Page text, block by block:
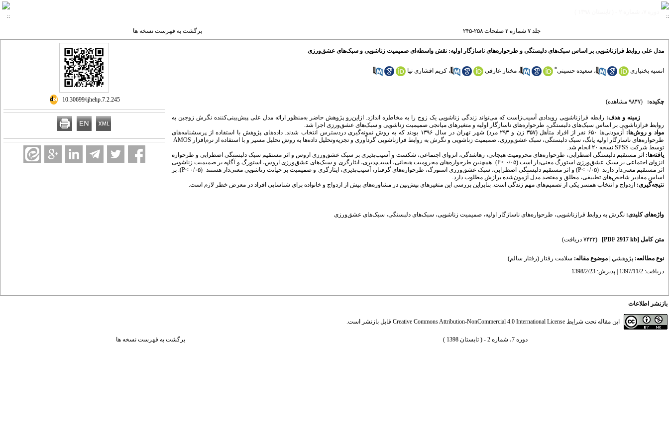
جلد ۷ شماره ۲ صفحات ۲۵۸-۲۴۵ برگشت به فهرست نسخه ها
مدل علی روابط فرازناشویی بر اساس سبک‌های دلبستگی و طرحواره‌های ناسازگار اولیه: نقش واسطه‌ای صمیمیت زناشویی و سبک‌های عشق‌ورزی
انسیه بختیاری ، سعیده حسینی* ، مختار عارفی ، کریم افشاری نیا
چکیده: (۹۸۴۷ مشاهده)
زمینه و هدف: رابطه فرازناشویی رویدادی آسیب‌زاست که می‌تواند زندگی زناشویی یک زوج را به مخاطره اندازد. ازاین‌رو پژوهش حاضر به‌منظور ارائه مدل علی پیش‌بینی‌کننده نگرش زوجین به
روابط فرازناشویی بر اساس سبک‌های دلبستگی، طرحواره‌های ناسازگار اولیه و متغیرهای میانجی صمیمیت زناشویی و سبک‌های عشق‌ورزی اجرا شد.
مواد و روش‌ها:
آزمودنی‌ها ۶۵۰ نفر از افراد متأهل (۳۵۷ زن و ۲۹۳ مرد) شهر تهران در سال ۱۳۹۶ بودند که به روش نمونه‌گیری در‌دسترس انتخاب شدند. داده‌های پژوهش با استفاده از پرسشنامه‌های
طرحواره‌های ناسازگار اولیه یانگ، سبک دلبستگی، سبک عشق‌ورزی، صمیمیت زناشویی و نگرش به روابط فرازناشویی گردآوری و تجزیه‌وتحلیل داده‌ها به روش تحلیل مسیر و با استفاده از نرم‌افزار AMOS
توسط شرکت SPSS نسخه ۲۰ انجام شد.
یافته‌ها: اثر مستقیم دلبستگی اضطرابی، طرحواره‌های محرومیت هیجانی، رهاشدگی، انزوای اجتماعی، شکست و آسیب‌پذیری بر سبک عشق‌ورزی اروس و اثر مستقیم سبک دلبستگی اضطرابی و طرحواره
انزوای اجتماعی بر سبک عشق‌ورزی استورگ معنی‌دار است (۰/۰۵ >P). همچنین طرحواره‌های محرومیت هیجانی، آسیب‌پذیری، ایثارگری و سبک‌های عشق‌ورزی اروس، استورگ و آگاپه بر صمیمیت زناشویی
اثر مستقیم معنی‌دار دارند (۰/۰۵ >P) و اثر مستقیم دلبستگی اضطرابی، سبک عشق‌ورزی استورگ، طرحواره‌های گرفتار، آسیب‌پذیری، ایثارگری و صمیمیت بر خیانت زناشویی معنی‌دار هستند (۰/۰۵ >P). بر
اساس مقادیر شاخص‌های تطبیقی، مطلق و مقتصد مدل آزمون‌شده برازش مطلوب دارد.
نتیجه‌گیری: ازدواج و انتخاب همسر یکی از تصمیم‌های مهم زندگی است. بنابراین بررسی این متغیرهای پیش‌بین در مشاوره‌های پیش از ازدواج و خانواده برای شناسایی افراد در معرض خطر لازم است.
واژه‌های کلیدی: نگرش به روابط فرازناشویی، طرحواره‌های ناسازگار اولیه، صمیمیت زناشویی، سبک‌های دلبستگی، سبک‌های عشق‌ورزی
متن کامل [PDF 2917 kb] (۷۴۲۲ دریافت)
نوع مطالعه: پژوهشي موضوع مقاله: سلامت رفتار (رفتار سالم)
دریافت: 1397/11/2 | پذیرش: 1398/2/23
‎ 10.30699/ijhehp.7.2.245
بازنشر اطلاعات
این مقاله تحت شرایط Creative Commons Attribution-NonCommercial 4.0 International License قابل بازنشر است.
دوره 7، شماره 2 - ( تابستان 1398 ) برگشت به فهرست نسخه ها